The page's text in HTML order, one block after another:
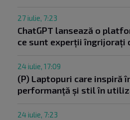
27 iulie, 7:23
ChatGPT lansează o
ce sunt experții îngrijorați
24 iulie, 17:09
(P) Laptopuri care inspiră
performanță și stil în
24 iulie, 7:23